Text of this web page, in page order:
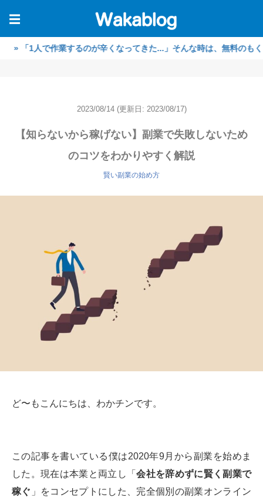
☰
作業するのが辛くなってきた...」そんな時は、無料のもくもく作
2023/08/14 (更新日: 2023/08/17)
【知らないから稼げない】副業で失敗しないため
のコツをわかりやすく解説
賢い副業の始め方
ど〜もこんにちは、わかチンです。
この記事を書いている僕は2020年9月から副業を始めま
した。現在は本業と両立し「会社を辞めずに賢く副業で
稼ぐ 」をコンセプトにした、完全個別の副業オンライン